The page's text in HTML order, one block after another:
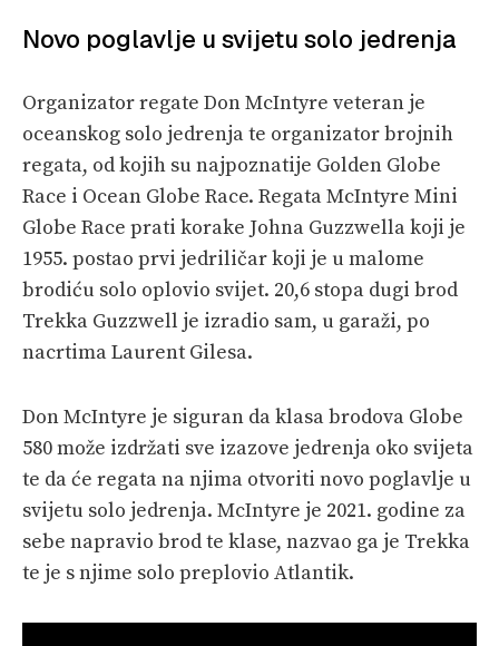
Novo poglavlje u svijetu solo jedrenja
Organizator regate Don McIntyre veteran je
oceanskog solo jedrenja te organizator brojnih
regata, od kojih su najpoznatije Golden Globe
Race i Ocean Globe Race. Regata McIntyre Mini
Globe Race prati korake Johna Guzzwella koji je
1955. postao prvi jedriličar koji je u malome
brodiću solo oplovio svijet. 20,6 stopa dugi brod
Trekka Guzzwell je izradio sam, u garaži, po
nacrtima Laurent Gilesa.
Don McIntyre je siguran da klasa brodova Globe
580 može izdržati sve izazove jedrenja oko svijeta
te da će regata na njima otvoriti novo poglavlje u
svijetu solo jedrenja. McIntyre je 2021. godine za
sebe napravio brod te klase, nazvao ga je Trekka
te je s njime solo preplovio Atlantik.